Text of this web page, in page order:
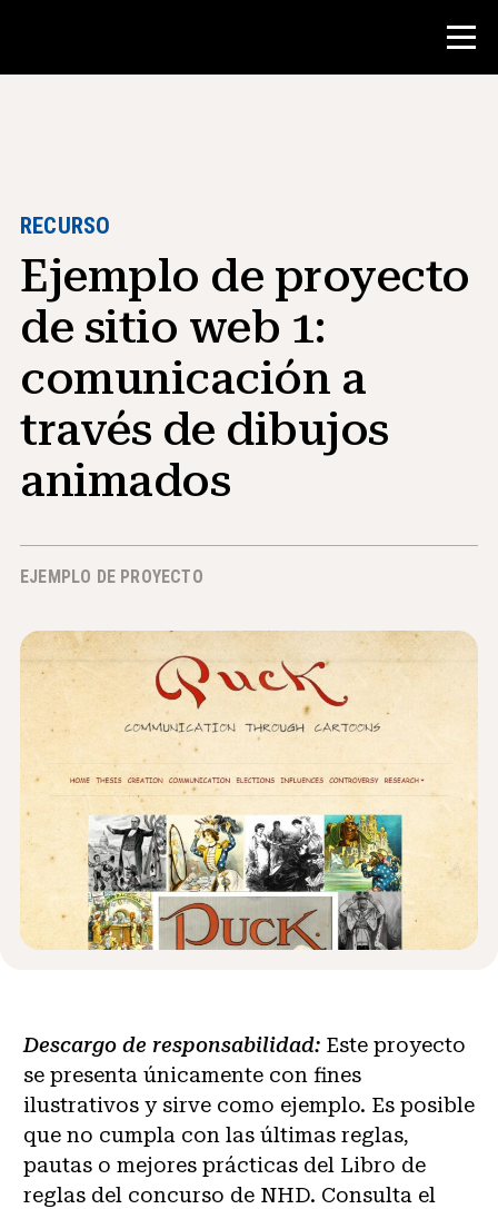
Recursos para maestros
Herramientas para el aula
Cursos
institutos
Enseñanza de Habilidades de
Investigación
Asesoramiento a estudiantes de NHD
Involucrarse
RECURSO
Ejemplo de proyecto
de sitio web 1:
comunicación a
través de dibujos
animados
EJEMPLO DE PROYECTO
Descargo de responsabilidad: Este proyecto
se presenta únicamente con fines
ilustrativos y sirve como ejemplo. Es posible
que no cumpla con las últimas reglas,
pautas o mejores prácticas del Libro de
reglas del concurso de NHD. Consulta el